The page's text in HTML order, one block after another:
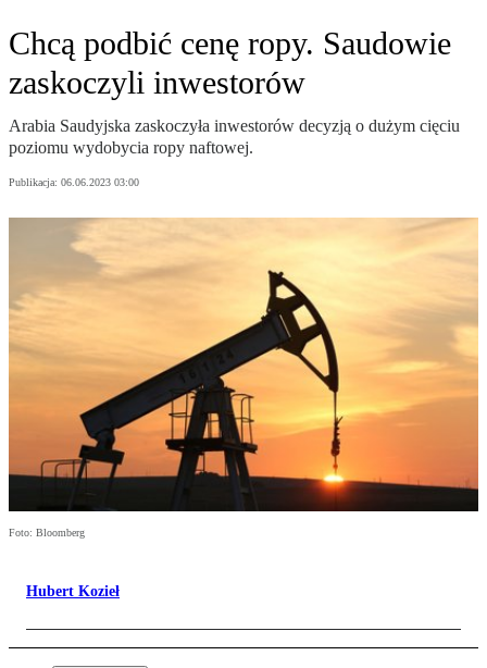
Chcą podbić cenę ropy. Saudowie
zaskoczyli inwestorów
Arabia Saudyjska zaskoczyła inwestorów decyzją o dużym cięciu
poziomu wydobycia ropy naftowej.
Publikacja: 06.06.2023 03:00
Foto: Bloomberg
Hubert Kozieł